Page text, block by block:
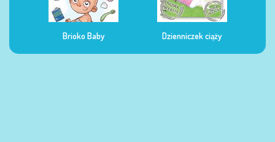
Dzienniczek ciąży Dzienniczek żywienia